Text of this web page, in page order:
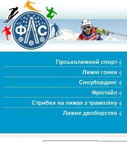
Гірськолижний спорт
Лижні гонки
Сноубординг
Фрістайл
Стрибки на лижах з трампліну
Лижне двоборство